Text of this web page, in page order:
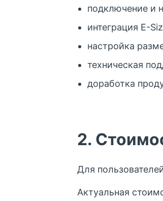
подключение и
интеграция E-
настройка
техническая
доработка
2.
Для
Актуальная